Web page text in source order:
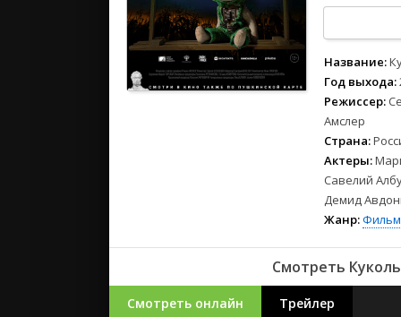
Русские
2930313233
можно
без
Название:
Год выхода:
Режиссер:
Амслер
Страна:
Актеры:
Савелий
Демид
Жанр:
Смотреть
Смотреть онлайн Трейлер